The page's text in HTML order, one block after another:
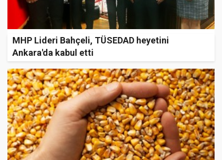
MHP Lideri Bahçeli, TÜSEDAD heyetini
Ankara'da kabul etti